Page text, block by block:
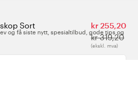
Sort
kr 255,20
kr 319,20
(ekskl. mva)
og få siste nytt, spesialtilbud, gode tips og